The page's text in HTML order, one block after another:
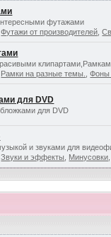
футажами
Футажи от производителей ,
Рамки на разные темы. ,Фоны
для DVD
для DVD
и звуками для
Звуки и эффекты Минусовки